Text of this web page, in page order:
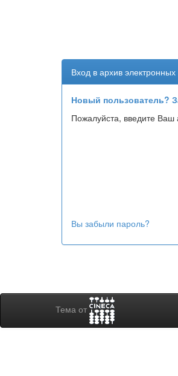
Вход в архив электронных
Новый пользователь?
Пожалуйста, введите Ваш
Вы забыли пароль?
Тема от